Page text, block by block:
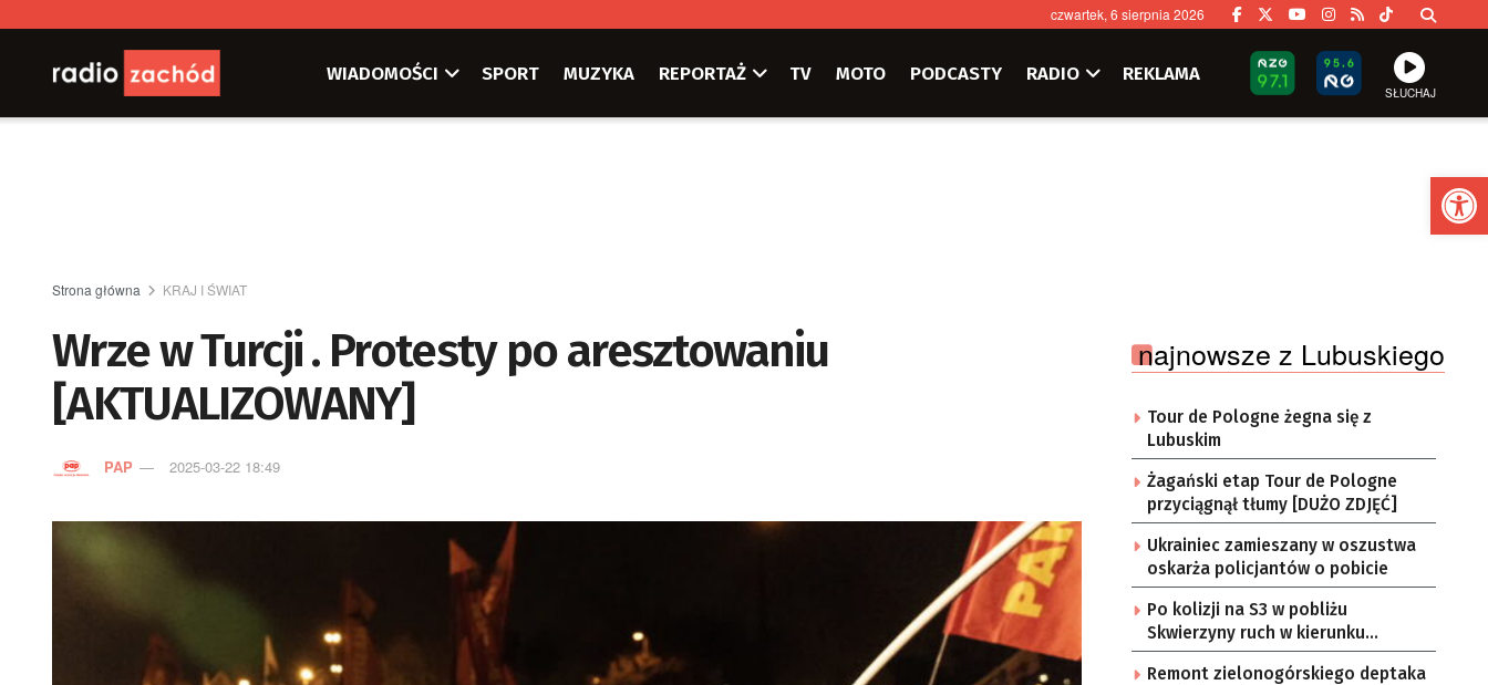
czwartek, 6 sierpnia 2026
WIADOMOŚCI SPORT MUZYKA REPORTAŻ TV MOTO PODCASTY RADIO REKLAMA
SŁUCHAJ
Strona główna KRAJ I ŚWIAT
Wrze w Turcji . Protesty po aresztowaniu
[AKTUALIZOWANY]
PAP 2025-03-22 18:49
najnowsze z Lubuskiego
Tour de Pologne żegna się z
Lubuskim
Żagański etap Tour de Pologne
przyciągnął tłumy [DUŻO ZDJĘĆ]
Ukrainiec zamieszany w oszustwa
oskarża policjantów o pobicie
Po kolizji na S3 w pobliżu
Skwierzyny ruch w kierunku
Gorzowa Wlkp. jednym pasem
Remont zielonogórskiego deptaka